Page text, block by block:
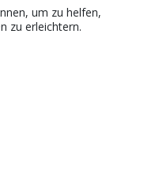
um zu helfen,
zu erleichtern.